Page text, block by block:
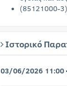
(85121000-
Ιστορικό
03/06/2026 11:00